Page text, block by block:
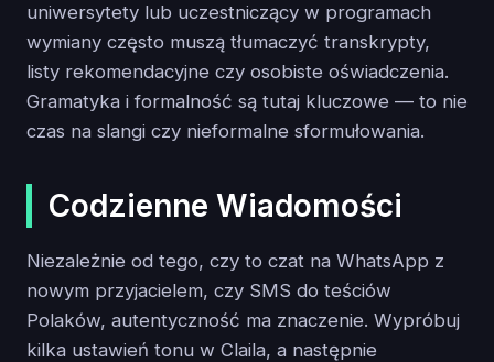
uniwersytety lub uczestniczący w programach
wymiany często muszą tłumaczyć transkrypty,
listy rekomendacyjne czy osobiste oświadczenia.
Gramatyka i formalność są tutaj kluczowe — to nie
czas na slangi czy nieformalne sformułowania.
Codzienne Wiadomości
Niezależnie od tego, czy to czat na WhatsApp z
nowym przyjacielem, czy SMS do teściów
Polaków, autentyczność ma znaczenie. Wypróbuj
kilka ustawień tonu w Claila, a następnie